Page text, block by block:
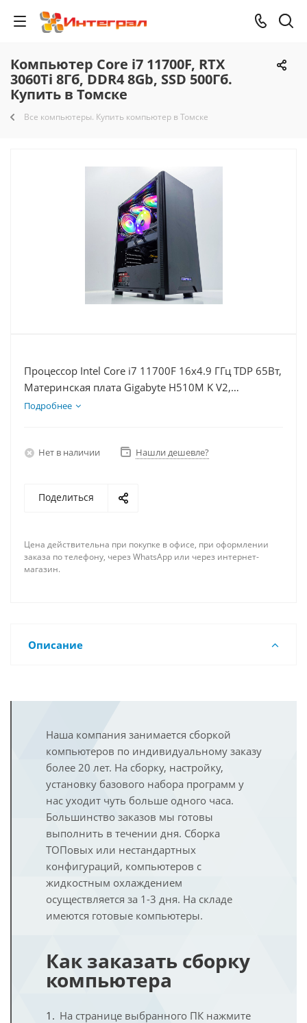
Компьютер Core i7 11700F, RTX
3060Ti 8Гб, DDR4 8Gb, SSD 500Гб.
Купить в Томске
Все компьютеры. Купить компьютер в Томске
Процессор Intel Core i7 11700F 16x4.9 ГГц TDP 65Вт,
Материнская плата Gigabyte H510M K V2,
Видеокарта RTX 3060Ti 8Гб, Память DDR4 8Gb,
Подробнее
Нет в наличии Нашли дешевле?
Поделиться
Цена действительна при покупке в офисе, при оформлении
заказа по телефону, через WhatsApp или через интернет-
магазин.
Описание
Наша компания занимается сборкой
компьютеров по индивидуальному заказу
более 20 лет. На сборку, настройку,
установку базового набора программ у
нас уходит чуть больше одного часа.
Большинство заказов мы готовы
выполнить в течении дня. Сборка
ТОПовых или нестандартных
конфигураций, компьютеров с
жидкостным охлаждением
осуществляется за 1-3 дня. На складе
имеются готовые компьютеры.
Как заказать сборку
компьютера
На странице выбранного ПК нажмите